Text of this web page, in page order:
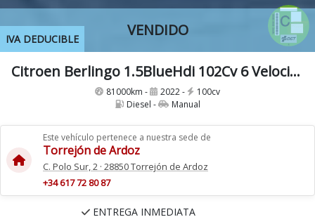
VENDIDO
IVA DEDUCIBLE
Citroen Berlingo 1.5BlueHdi 102Cv 6 Velocidades Etiqueta C IVA y Garantía Incl Nacional Historial mantenimiento
81000km - 2022 -
100cv
Diesel -
Manual
Este vehículo pertenece a nuestra sede de
Torrejón de Ardoz
C. Polo Sur, 2 · 28850 Torrejón de Ardoz
+34 617 72 80 87
ENTREGA INMEDIATA